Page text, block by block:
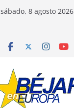
sábado, 8 agosto 2026